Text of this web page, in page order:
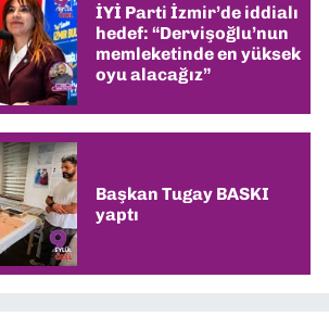
İYİ Parti İzmir’de iddialı
hedef: “Dervişoğlu’nun
memleketinde en yüksek
oyu alacağız”
Başkan Tugay BASKI
yaptı